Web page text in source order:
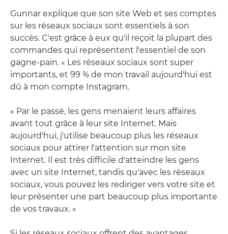
Gunnar explique que son site Web et ses comptes
sur les réseaux sociaux sont essentiels à son
succès. C'est grâce à eux qu'il reçoit la plupart des
commandes qui représentent l'essentiel de son
gagne-pain. « Les réseaux sociaux sont super
importants, et 99 % de mon travail aujourd'hui est
dû à mon compte Instagram.
« Par le passé, les gens menaient leurs affaires
avant tout grâce à leur site Internet. Mais
aujourd'hui, j'utilise beaucoup plus les réseaux
sociaux pour attirer l'attention sur mon site
Internet. Il est très difficile d'atteindre les gens
avec un site Internet, tandis qu'avec les réseaux
sociaux, vous pouvez les rediriger vers votre site et
leur présenter une part beaucoup plus importante
de vos travaux. »